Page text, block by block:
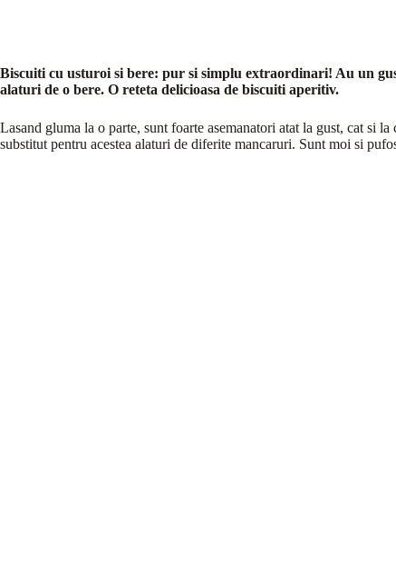
Biscuiti cu usturoi si bere: pur si simplu extraordinari! Au un
alaturi de o bere. O reteta delicioasa de biscuiti aperitiv.
Lasand gluma la o parte, sunt foarte asemanatori atat la gust, cat si
substitut pentru acestea alaturi de diferite mancaruri. Sunt moi si